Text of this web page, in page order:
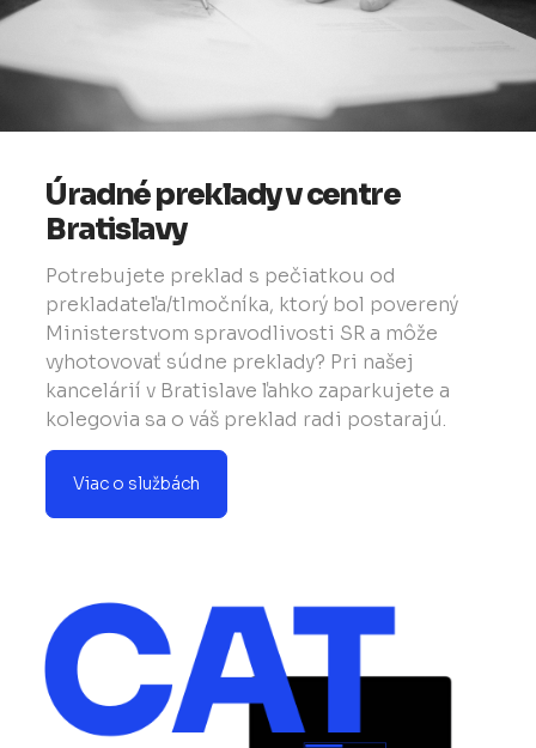
Úradné preklady v centre
Bratislavy
Potrebujete preklad s pečiatkou od
prekladateľa/tlmočníka, ktorý bol poverený
Ministerstvom spravodlivosti SR a môže
vyhotovovať súdne preklady? Pri našej
kancelárií v Bratislave ľahko zaparkujete a
kolegovia sa o váš preklad radi postarajú.
Viac o službách